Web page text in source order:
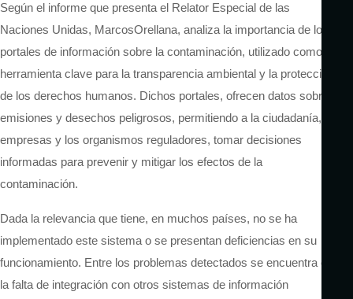
Según el informe que presenta el Relator Especial de las
Naciones Unidas, MarcosOrellana, analiza la importancia de los
portales de información sobre la contaminación, utilizado como
herramienta clave para la transparencia ambiental y la protección
de los derechos humanos. Dichos portales, ofrecen datos sobre
emisiones y desechos peligrosos, permitiendo a la ciudadanía, las
empresas y los organismos reguladores, tomar decisiones
informadas para prevenir y mitigar los efectos de la
contaminación.
Dada la relevancia que tiene, en muchos países, no se ha
implementado este sistema o se presentan deficiencias en su
funcionamiento. Entre los problemas detectados se encuentra en
la falta de integración con otros sistemas de información